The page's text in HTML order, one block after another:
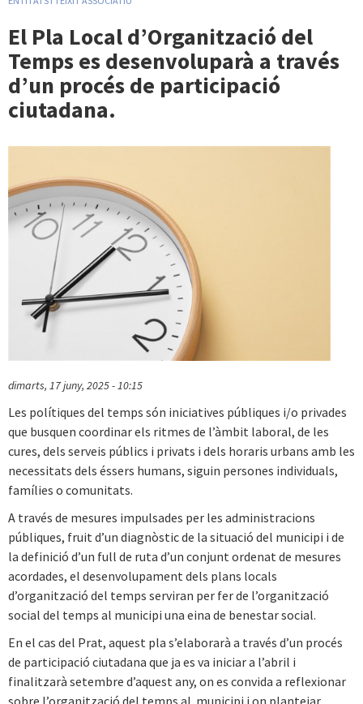
El Pla Local d’Organització del
Temps es desenvoluparà a través
d’un procés de participació
ciutadana.
dimarts, 17 juny, 2025 - 10:15
Les polítiques del temps són iniciatives públiques i/o privades
que busquen coordinar els ritmes de l’àmbit laboral, de les
cures, dels serveis públics i privats i dels horaris urbans amb les
necessitats dels éssers humans, siguin persones individuals,
famílies o comunitats.
A través de mesures impulsades per les administracions
públiques, fruit d’un diagnòstic de la situació del municipi i de
la definició d’un full de ruta d’un conjunt ordenat de mesures
acordades, el desenvolupament dels plans locals
d’organització del temps serviran per fer de l’organització
social del temps al municipi una eina de benestar social.
En el cas del Prat, aquest pla s’elaborarà a través d’un procés
de participació ciutadana que ja es va iniciar a l’abril i
finalitzarà setembre d’aquest any, on es convida a reflexionar